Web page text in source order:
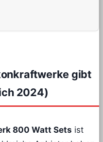
gibt
2024)
800 Watt Sets ist